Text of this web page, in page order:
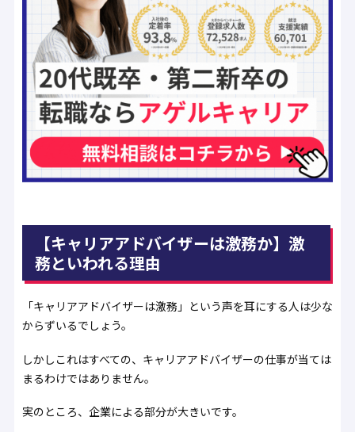
【キャリアアドバイザーは激務か】激
務といわれる理由
「キャリアアドバイザーは激務」という声を耳にする人は少な
からずいるでしょう。
しかしこれはすべての、キャリアアドバイザーの仕事が当ては
まるわけではありません。
実のところ、企業による部分が大きいです。